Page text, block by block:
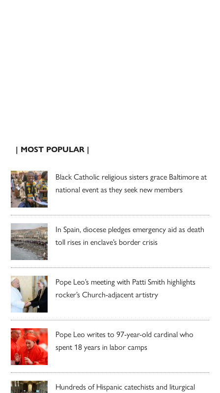
| MOST POPULAR |
Black Catholic religious sisters grace Baltimore at
national event as they seek new members
In Spain, diocese pledges emergency aid as death
toll rises in enclave’s border crisis
Pope Leo’s meeting with Patti Smith highlights
rocker’s Church-adjacent artistry
Pope Leo writes to 97-year-old cardinal who
spent 18 years in labor camps
Hundreds of Hispanic catechists and liturgical